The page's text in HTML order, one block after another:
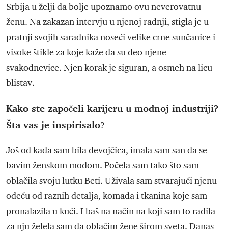
Srbija u želji da bolje upoznamo ovu neverovatnu
ženu. Na zakazan intervju u njenoj radnji, stigla je u
pratnji svojih saradnika noseći velike crne sunčanice i
visoke štikle za koje kaže da su deo njene
svakodnevice. Njen korak je siguran, a osmeh na licu
blistav.
Kako ste započeli karijeru u modnoj industriji?
Šta vas je inspirisalo?
Još od kada sam bila devojčica, imala sam san da se
bavim ženskom modom. Počela sam tako što sam
oblačila svoju lutku Beti. Uživala sam stvarajući njenu
odeću od raznih detalja, komada i tkanina koje sam
pronalazila u kući. I baš na način na koji sam to radila
za nju želela sam da oblačim žene širom sveta. Danas